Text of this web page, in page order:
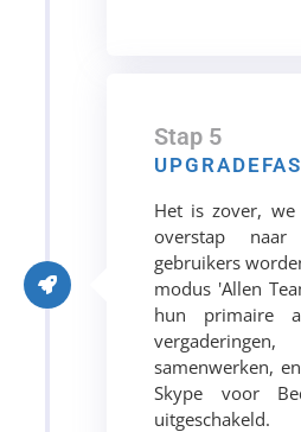
Stap 5
Het is zover,
overstap
gebruikers
modus 'Allen
hun primaire
samenwerken,
Skype voor
uitgeschakeld.